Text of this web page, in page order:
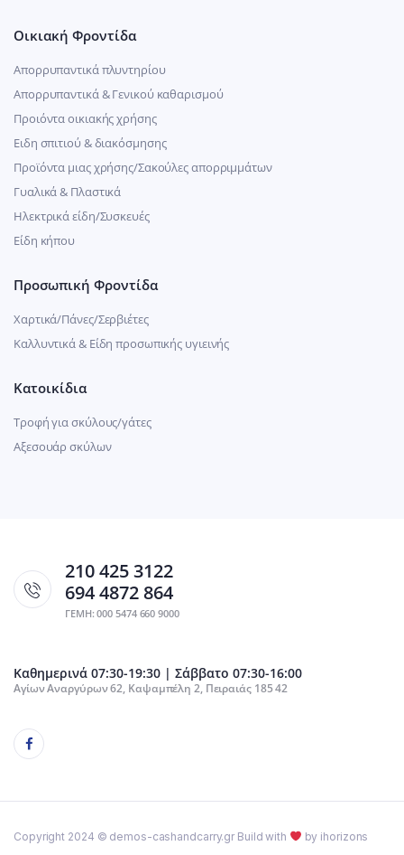
Οικιακή Φροντίδα
Απορρυπαντικά πλυντηρίου
Απορρυπαντικά & Γενικού καθαρισμού
Προιόντα οικιακής χρήσης
Ειδη σπιτιού & διακόσμησης
Προϊόντα μιας χρήσης/Σακούλες απορριμμάτων
Γυαλικά & Πλαστικά
Ηλεκτρικά είδη/Συσκευές
Είδη κήπου
Προσωπική Φροντίδα
Χαρτικά/Πάνες/Σερβιέτες
Καλλυντικά & Είδη προσωπικής υγιεινής
Κατοικίδια
Τροφή για σκύλους/γάτες
Αξεσουάρ σκύλων
210 425 3122
694 4872 864
ΓΕΜΗ: 000 5474 660 9000
Καθημερινά 07:30-19:30 | Σάββατο 07:30-16:00
Αγίων Αναργύρων 62, Καψαμπέλη 2, Πειραιάς 185 42
Copyright 2024 © demos-cashandcarry.gr Build with by ihorizons